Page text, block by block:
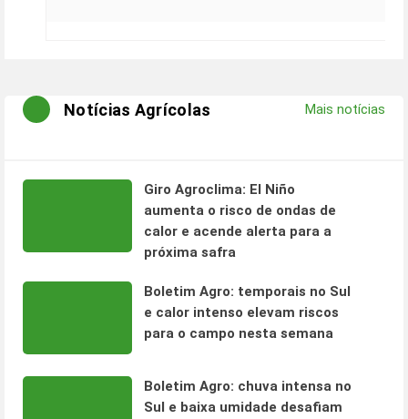
Notícias Agrícolas Mais notícias
Giro Agroclima: El Niño
aumenta o risco de ondas de
calor e acende alerta para a
próxima safra
Boletim Agro: temporais no Sul
e calor intenso elevam riscos
para o campo nesta semana
Boletim Agro: chuva intensa no
Sul e baixa umidade desafiam